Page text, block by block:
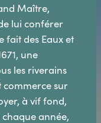
Maître,
lui conférer
fait des Eaux et
une
les riverains
commerce sur
à vif fond,
année,